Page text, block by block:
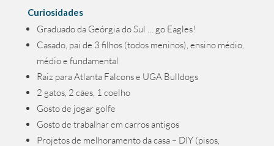
Curiosidades
Graduado da Geórgia do Sul … go Eagles!
Casado, pai de 3 filhos (todos meninos), ensino médio,
médio e fundamental
Raiz para Atlanta Falcons e UGA Bulldogs
2 gatos, 2 cães, 1 coelho
Gosto de jogar golfe
Gosto de trabalhar em carros antigos
Projetos de melhoramento da casa – DIY (pisos,